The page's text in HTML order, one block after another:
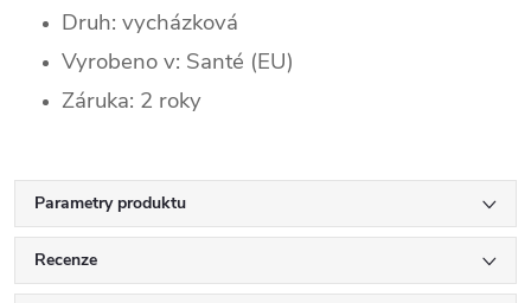
Druh: vycházková
Vyrobeno v: Santé (EU)
Záruka: 2 roky
Parametry produktu
Recenze